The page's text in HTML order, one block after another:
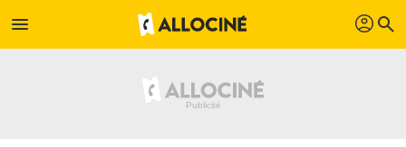
menu profil search